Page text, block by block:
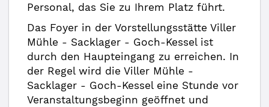
Personal, das Sie zu Ihrem Platz führt.
Das Foyer in der Vorstellungsstätte Viller
Mühle - Sacklager - Goch-Kessel ist
durch den Haupteingang zu erreichen. In
der Regel wird die Viller Mühle -
Sacklager - Goch-Kessel eine Stunde vor
Veranstaltungsbeginn geöffnet und